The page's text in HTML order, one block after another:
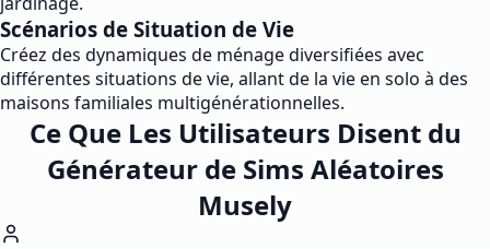
Scénarios de Situation de Vie
Créez des dynamiques de ménage diversifiées avec
différentes situations de vie, allant de la vie en solo à des
maisons familiales multigénérationnelles.
Ce Que Les Utilisateurs Disent du
Générateur de Sims Aléatoires
Musely